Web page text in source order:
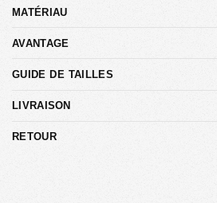
MATÉRIAU
AVANTAGE
GUIDE DE TAILLES
LIVRAISON
RETOUR